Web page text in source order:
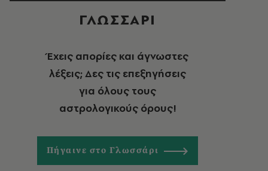
ΓΛΩΣΣΑΡΙ
Έχεις απορίες και άγνωστες
λέξεις; Δες τις επεξηγήσεις
για όλους τους
αστρολογικούς όρους!
Πήγαινε στο Γλωσσάρι